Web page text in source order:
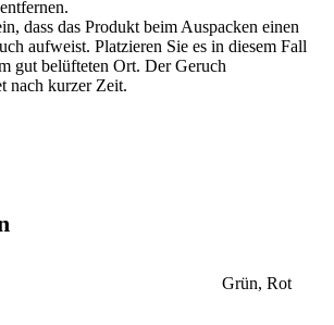
dass das Produkt beim Auspacken einen
aufweist. Platzieren Sie es in diesem Fall
gut belüfteten Ort. Der Geruch
nach kurzer Zeit.
Grün, Rot